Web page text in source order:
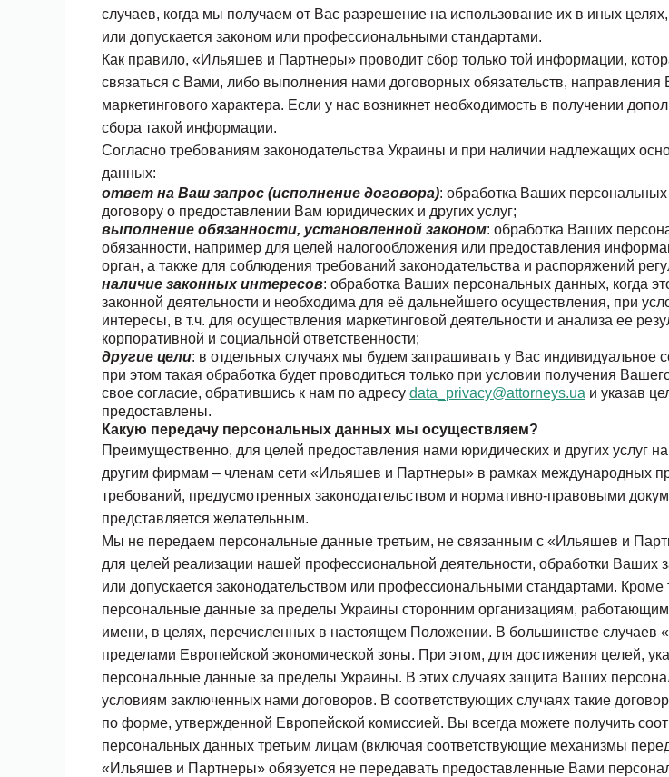
случаев, когда мы получаем от Вас разрешение на использование их в иных
или допускается законом или профессиональными стандартами.
Как правило, «Ильяшев и Партнеры» проводит сбор только той информации,
связаться с Вами, либо выполнения нами договорных обязательств,
маркетингового характера. Если у нас возникнет необходимость в получении
сбора такой информации.
Согласно требованиям законодательства Украины и при наличии надлежащих
данных:
ответ на Ваш запрос (исполнение договора): обработка Ваших
договору о предоставлении Вам юридических и других услуг;
выполнение обязанности, установленной законом: обработка Ваших
обязанности, например для целей налогообложения или предоставления
орган, а также для соблюдения требований законодательства и распоряжений
наличие законных интересов: обработка Ваших персональных данных, когда
законной деятельности и необходима для её дальнейшего осуществления, при
интересы, в т.ч. для осуществления маркетинговой деятельности и анализа ее
корпоративной и социальной ответственности;
другие цели: в отдельных случаях мы будем запрашивать у Вас
при этом такая обработка будет проводиться только при условии получения
свое согласие, обратившись к нам по адресу data_privacy@attorneys.ua и указав
предоставлены.
Какую передачу персональных данных мы осуществляем?
Преимущественно, для целей предоставления нами юридических и других услуг
другим фирмам – членам сети «Ильяшев и Партнеры» в рамках международных
требований, предусмотренных законодательством и нормативно-правовыми
представляется желательным.
Мы не передаем персональные данные третьим, не связанным с «Ильяшев и
для целей реализации нашей профессиональной деятельности, обработки Ваших
или допускается законодательством или профессиональными стандартами.
персональные данные за пределы Украины сторонним организациям,
имени, в целях, перечисленных в настоящем Положении. В большинстве
пределами Европейской экономической зоны. При этом, для достижения целей,
персональные данные за пределы Украины. В этих случаях защита Ваших
условиям заключенных нами договоров. В соответствующих случаях такие
по форме, утвержденной Европейской комиссией. Вы всегда можете получить
персональных данных третьим лицам (включая соответствующие механизмы
«Ильяшев и Партнеры» обязуется не передавать предоставленные Вами